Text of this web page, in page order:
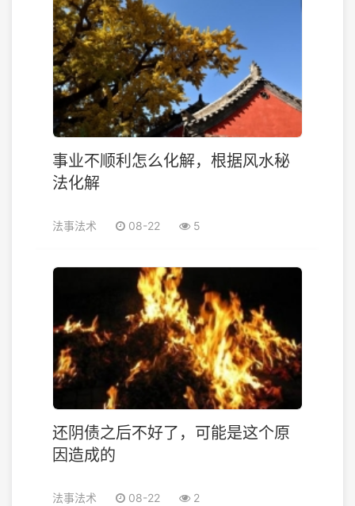
事业不顺利怎么化解，根据风水秘
法化解
法事法术 08-22 5
还阴债之后不好了，可能是这个原
因造成的
法事法术 08-22 2